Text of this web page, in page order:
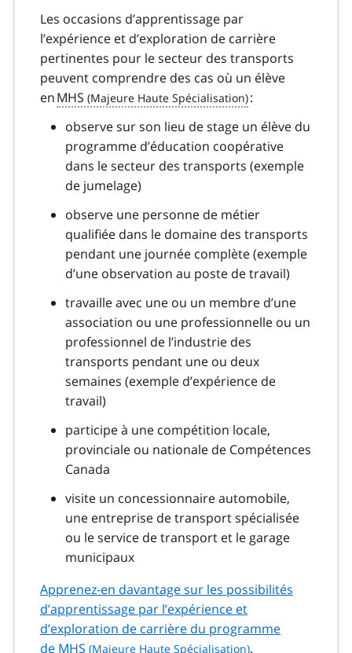
Les occasions d’apprentissage par
l’expérience et d’exploration de carrière
pertinentes pour le secteur des transports
peuvent comprendre des cas où un élève
enMHS
:
observe sur son lieu de stage un élève du
programme d’éducation coopérative
dans le secteur des transports (exemple
de jumelage)
observe une personne de métier
qualifiée dans le domaine des transports
pendant une journée complète (exemple
d’une observation au poste de travail)
travaille avec une ou un membre d’une
association ou une professionnelle ou un
professionnel de l’industrie des
transports pendant une ou deux
semaines (exemple d’expérience de
travail)
participe à une compétition locale,
provinciale ou nationale de Compétences
Canada
visite un concessionnaire automobile,
une entreprise de transport spécialisée
ou le service de transport et le garage
municipaux
Apprenez-en davantage sur les possibilités
d’apprentissage par l’expérience et
d’exploration de carrière du programme
de MHS .